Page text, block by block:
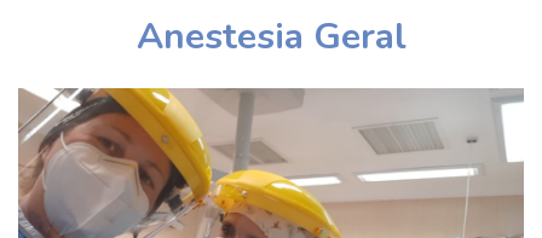
Anestesia Geral